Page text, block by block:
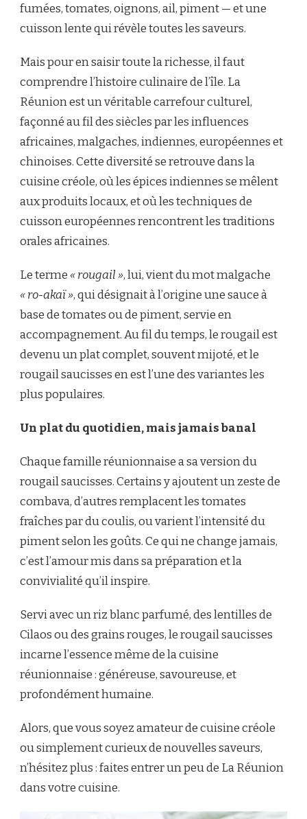
fumées, tomates, oignons, ail, piment — et une
cuisson lente qui révèle toutes les saveurs.
Mais pour en saisir toute la richesse, il faut
comprendre l’histoire culinaire de l’île. La
Réunion est un véritable carrefour culturel,
façonné au fil des siècles par les influences
africaines, malgaches, indiennes, européennes et
chinoises. Cette diversité se retrouve dans la
cuisine créole, où les épices indiennes se mêlent
aux produits locaux, et où les techniques de
cuisson européennes rencontrent les traditions
orales africaines.
Le terme« rougail », lui, vient du mot malgache
« ro-akaï », qui désignait à l’origine une sauce à
base de tomates ou de piment, servie en
accompagnement. Au fil du temps, le rougail est
devenu un plat complet, souvent mijoté, et le
rougail saucisses en est l’une des variantes les
plus populaires.
Un plat du quotidien, mais jamais banal
Chaque famille réunionnaise a sa version du
rougail saucisses. Certains y ajoutent un zeste de
combava, d’autres remplacent les tomates
fraîches par du coulis, ou varient l’intensité du
piment selon les goûts. Ce qui ne change jamais,
c’est l’amour mis dans sa préparation et la
convivialité qu’il inspire.
Servi avec un riz blanc parfumé, des lentilles de
Cilaos ou des grains rouges, le rougail saucisses
incarne l’essence même de la cuisine
réunionnaise : généreuse, savoureuse, et
profondément humaine.
Alors, que vous soyez amateur de cuisine créole
ou simplement curieux de nouvelles saveurs,
n’hésitez plus : faites entrer un peu de La Réunion
dans votre cuisine.